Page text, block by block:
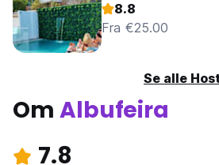
8.8
Fra €25.00
Se alle
OmAlbufeira
7.8